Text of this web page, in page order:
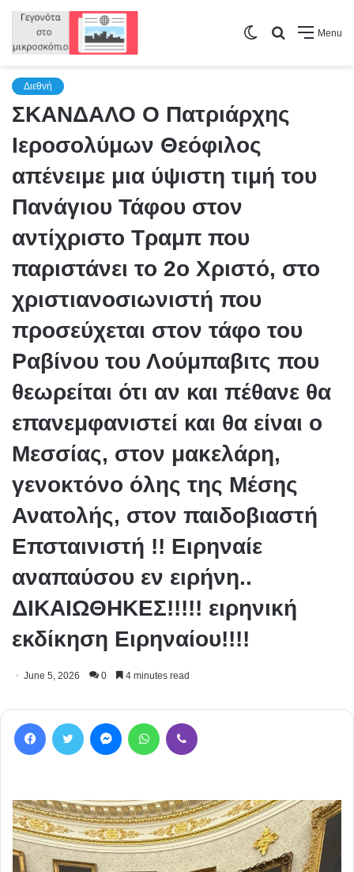
Menu
Search
Switch
Διεθνή
ΣΚΑΝΔΑΛΟ Ο Πατριάρχης
Ιεροσολύμων Θεόφιλος
απένειμε μια ύψιστη τιμή του
Πανάγιου Τάφου στον
αντίχριστο Τραμπ που
παριστάνει το 2ο Χριστό, στο
χριστιανοσιωνιστή που
προσεύχεται στον τάφο του
Ραβίνου του Λούμπαβιτς που
θεωρείται ότι αν και πέθανε θα
επανεμφανιστεί και θα είναι ο
Μεσσίας, στον μακελάρη,
γενοκτόνο όλης της Μέσης
Ανατολής, στον παιδοβιαστή
Επσταινιστή !! Ειρηναίε
αναπαύσου εν ειρήνη..
ΔΙΚΑΙΩΘΗΚΕΣ!!!!! ειρηνική
εκδίκηση Ειρηναίου!!!!
June 5, 2026 0 4 minutes read